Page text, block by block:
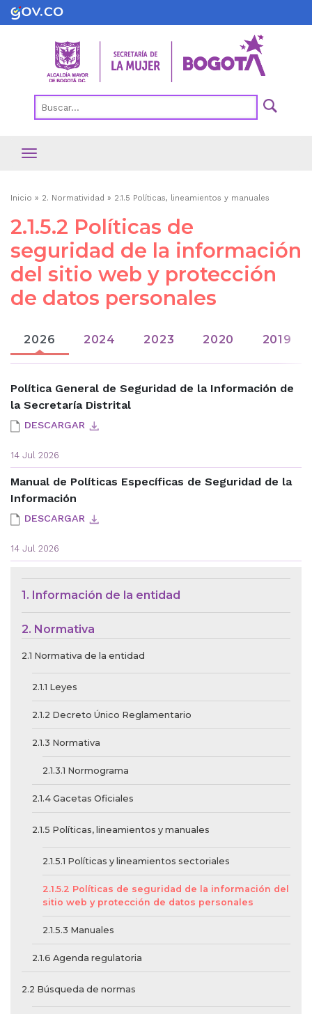
Pasar
al
Ruta
de
navegación
Inicio 2. Normatividad 2.1.5 Políticas, lineamientos y manuales
Menú de Contexto de Ley de
1. Información de la entidad
2. Normativa
2.1 Normativa de la entidad
2.1.1 Leyes
2.1.2 Decreto Único Reglamentario
2.1.3 Normativa
2.1.3.1 Normograma
2.1.4 Gacetas Oficiales
2.1.5 Políticas, lineamientos y manuales
2.1.5.1 Políticas y lineamientos sectoriales
2.1.5.2 Políticas de seguridad de la información del
sitio web y protección de datos personales
2.1.5.3 Manuales
2.1.6 Agenda regulatoria
2.2 Búsqueda de normas
2.1.5.2 Políticas de
seguridad de la información
del sitio web y protección
de datos personales
2026 2024 2023 2020 2019
Política General de Seguridad de la Información de
la Secretaría Distrital
DESCARGAR
14 Jul 2026
Manual de Políticas Específicas de Seguridad de la
Información
DESCARGAR
14 Jul 2026